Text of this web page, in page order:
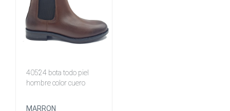
40524 bota todo piel
hombre color cuero
MARRON